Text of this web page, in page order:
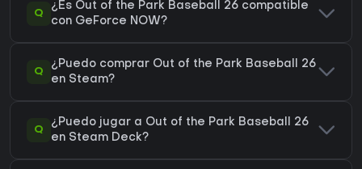
Q
¿Es Out of the Park Baseball 26 compatible
con GeForce NOW?
Q
¿Puedo comprar Out of the Park Baseball 26
en Steam?
Q
¿Puedo jugar a Out of the Park Baseball 26
en Steam Deck?